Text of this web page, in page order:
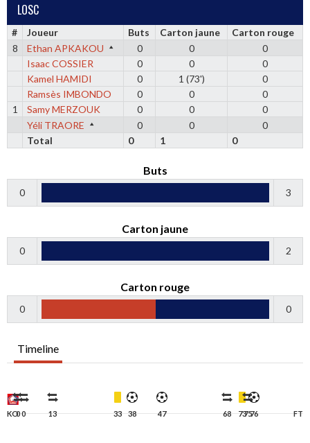
LOSC
# Joueur Buts Carton jaune
Carton rouge
8
Ethan APKAKOU 0 0
0
Isaac COSSIER
0 0
0
Kamel HAMIDI
0 1 (73')
0
Ramsès IMBONDO
0 0
0
1
Samy MERZOUK 0 0
0
Yéli TRAORE
0 0
0
Total
0 1 0
Buts
0 3
Carton jaune
0 2
Carton rouge
0 0
Timeline
KO00 13 33 38 47 68 737576 FT